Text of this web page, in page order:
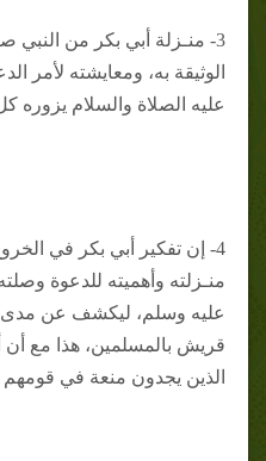
3- منـزلة أبي بكر من النبي
الوثيقة به، ومعايشته لأمر
عليه الصلاة والسلام يزوره
4- إن تفكير أبي بكر في
منـزلته وأهميته للدعوة
عليه وسلم، ليكشف عن مدى
قريش بالمسلمين، هذا مع أن
الذين يجدون منعة في قومهم